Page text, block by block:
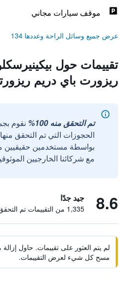
موقف سيارات مجاني
عرض جميع وسائل الراحة وعددها 134
تقييمات حول
ريزورت باي دريم
تم التحقق منه 100%
نقوم
الحجوزات التي تم التحقق
مع شركائنا الخارجيين
8.6 جيد جدًا
1,335 من التقييمات تم التحقق منها
لم يتم العثور على تقييمات. حاول
مسح كل شيء لعرض التقييمات.